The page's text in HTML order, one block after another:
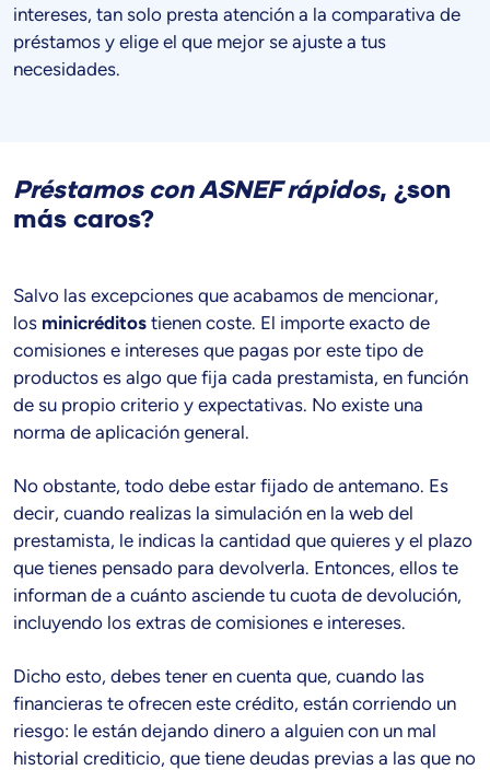
intereses, tan solo presta atención a la comparativa de
préstamos y elige el que mejor se ajuste a tus
necesidades.
Préstamos con ASNEF rápidos, ¿son
más caros?
Salvo las excepciones que acabamos de mencionar,
los minicréditos tienen coste. El importe exacto de
comisiones e intereses que pagas por este tipo de
productos es algo que fija cada prestamista, en función
de su propio criterio y expectativas. No existe una
norma de aplicación general.
No obstante, todo debe estar fijado de antemano. Es
decir, cuando realizas la simulación en la web del
prestamista, le indicas la cantidad que quieres y el plazo
que tienes pensado para devolverla. Entonces, ellos te
informan de a cuánto asciende tu cuota de devolución,
incluyendo los extras de comisiones e intereses.
Dicho esto, debes tener en cuenta que, cuando las
financieras te ofrecen este crédito, están corriendo un
riesgo: le están dejando dinero a alguien con un mal
historial crediticio, que tiene deudas previas a las que no